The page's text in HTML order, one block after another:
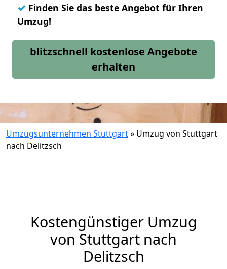
✓ Finden Sie das beste Angebot für Ihren
Umzug!
blitzschnell kostenlose Angebote
erhalten
Umzugsunternehmen Stuttgart» Umzug von Stuttgart
nach Delitzsch
Kostengünstiger Umzug
von Stuttgart nach
Delitzsch